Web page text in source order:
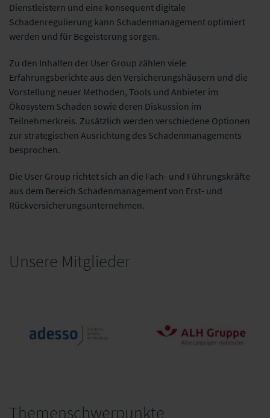
Dienstleistern und eine konsequent digitale
Schadenregulierung kann Schadenmanagement optimiert
werden und für Begeisterung sorgen.
Zu den Inhalten der User Group zählen viele
Erfahrungsberichte aus den Versicherungshäusern und die
Vorstellung neuer Methoden, Tools und Anbieter im
Ökosystem Schaden sowie deren Diskussion im
Teilnehmerkreis. Zusätzlich werden verschiedene Optionen
zur strategischen Ausrichtung des Schadenmanagements
besprochen.
Die User Group richtet sich an die Fach- und Führungskräfte
aus dem Bereich Schadenmanagement von Erst- und
Rückversicherungsunternehmen.
Unsere Mitglieder
Themenschwerpunkte